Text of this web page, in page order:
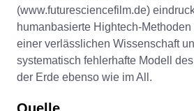
(www.futuresciencefilm.de)
humanbasierte Hightech-
einer verlässlichen Wissenschaft
systematisch fehlerhafte Modell
der Erde ebenso wie im All.